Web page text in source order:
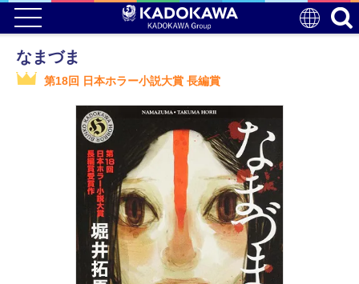
なまづま
第18回 日本ホラー小説大賞 長編賞